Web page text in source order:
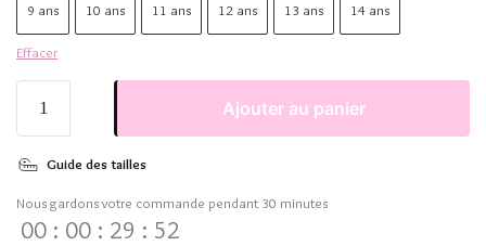
9 ans 10 ans 11 ans 12 ans 13 ans 14 ans
Effacer
Ajouter au panier
Guide des tailles
Nous gardons votre commande pendant 30 minutes
00 : 00 : 29 : 52